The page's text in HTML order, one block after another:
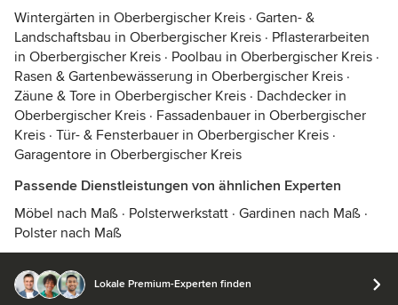
Wintergärten in Oberbergischer Kreis · Garten- &
Landschaftsbau in Oberbergischer Kreis · Pflasterarbeiten
in Oberbergischer Kreis · Poolbau in Oberbergischer Kreis ·
Rasen & Gartenbewässerung in Oberbergischer Kreis ·
Zäune & Tore in Oberbergischer Kreis · Dachdecker in
Oberbergischer Kreis · Fassadenbauer in Oberbergischer
Kreis · Tür- & Fensterbauer in Oberbergischer Kreis ·
Garagentore in Oberbergischer Kreis
Passende Dienstleistungen von ähnlichen Experten
Möbel nach Maß · Polsterwerkstatt · Gardinen nach Maß ·
Polster nach Maß
Lokale Premium-Experten finden
© 2026 Houzz Inc.